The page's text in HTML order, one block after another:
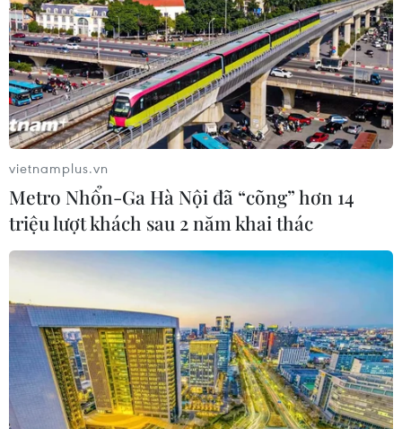
Vụ gian lận điểm thi tại Sơn La: Tiến hành
xét hỏi các bị cáo
22/05/2020 14:14
Bị cáo Nguyễn Thị Hồng Nga khẳng định trong quá
trình chấm thi trắc nghiệm, nếu không có sự đồng ý của
bị cáo Trần Xuân Yến với vai trò tổ trưởng tổ chấm thi
trắc nghiệm thì không thể sửa bài thi.
vietnamplus.vn
Metro Nhổn-Ga Hà Nội đã “cõng” hơn 14
triệu lượt khách sau 2 năm khai thác